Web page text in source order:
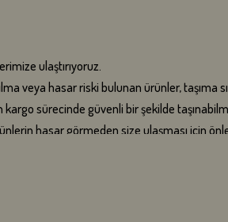
ulaştırıyoruz.
veya hasar riski bulunan ürünler, taşıma
sürecinde güvenli bir şekilde
hasar görmeden size ulaşması için